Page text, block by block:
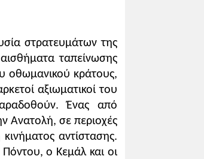
του Μουσταφά
και την
του τουρκικού
του την τουρκική
στρατευμάτων της
ταπείνωσης
οθωμανικού κράτους,
αξιωματικοί του
Ένας από
Ανατολή, σε περιοχές
αντίστασης.
ο Κεμάλ και οι